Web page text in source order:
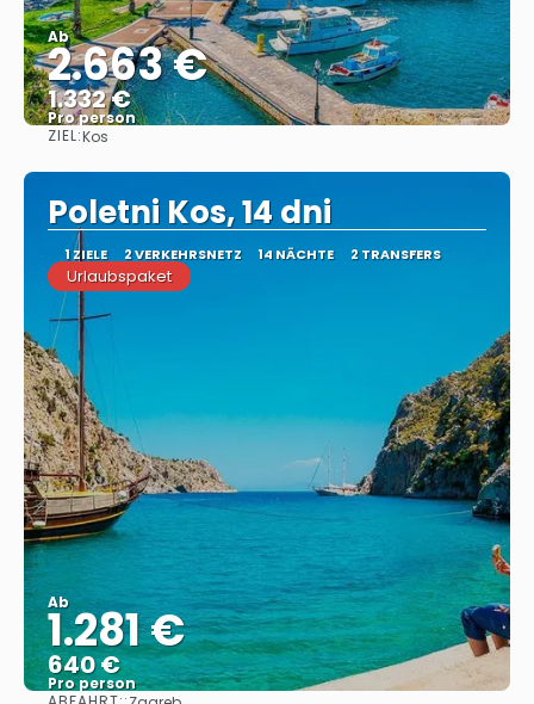
Ab
2.663 €
1.332 €
Pro person
ZIEL:Kos
Poletni Kos, 14 dni
1 ZIELE 2 VERKEHRSNETZ 14 NÄCHTE 2 TRANSFERS
Urlaubspaket
Ab
1.281 €
640 €
Pro person